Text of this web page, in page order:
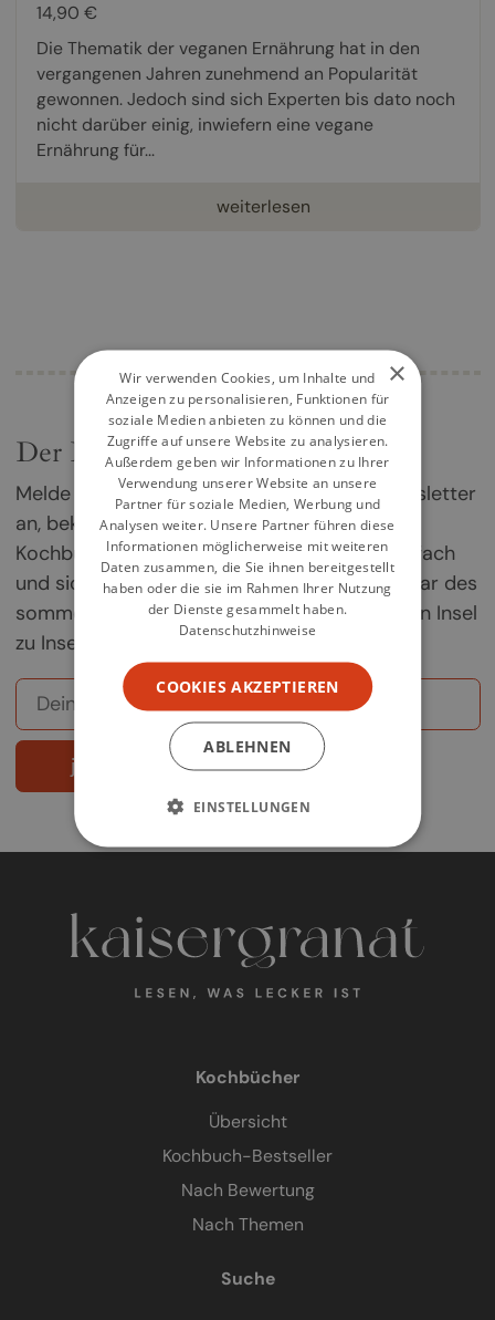
14,90 €
Die Thematik der veganen Ernährung hat in den
vergangenen Jahren zunehmend an Popularität
gewonnen. Jedoch sind sich Experten bis dato noch
nicht darüber einig, inwiefern eine vegane
Ernährung für...
weiterlesen
Der Kochbuch-Newsletter
Melde dich jetzt für unseren Kochbuch-Newsletter
an, bekomme einmal im Monat die besten
Kochbuch-Empfehlungen direkt in dein Postfach
und sichere dir deine Chance auf ein Exemplar des
sommerlichen Griechenland-Kochbuchs „Von Insel
zu Insel".
jetzt abonnieren
Kochbücher
Übersicht
Kochbuch-Bestseller
Nach Bewertung
Nach Themen
Suche
×
Wir verwenden Cookies, um Inhalte und
Anzeigen zu personalisieren, Funktionen für
soziale Medien anbieten zu können und die
Zugriffe auf unsere Website zu analysieren.
Außerdem geben wir Informationen zu Ihrer
Verwendung unserer Website an unsere
Partner für soziale Medien, Werbung und
Analysen weiter. Unsere Partner führen diese
Informationen möglicherweise mit weiteren
Daten zusammen, die Sie ihnen bereitgestellt
haben oder die sie im Rahmen Ihrer Nutzung
der Dienste gesammelt haben.
Datenschutzhinweise
COOKIES AKZEPTIEREN
ABLEHNEN
EINSTELLUNGEN